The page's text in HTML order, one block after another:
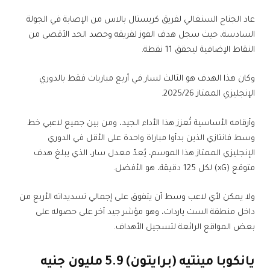
عاد الجناح السنغالي لفريق كريستال بالاس من الإصابة في الجولة
السادسة، حيث سجل هدف الفوز لفريقه وحصد الحد الأقصى من
النقاط الإضافية ليحقق 11 نقطة.
وكان هذا الهدف هو الثالث لسار في أربع مباريات فقط بالدوري
الإنجليزي الممتاز 2025/26.
وأرقامه الأساسية تُعزز هذا الأداء الجيد، ومن بين جميع لاعبي خط
وسط فانتازي الذين بدأوا مباراة واحدة على الأقل في الدوري
الإنجليزي الممتاز هذا الموسم، يُعدّ معدل سار، الذي يبلغ هدف
متوقع (xG) لكل 125 دقيقة، هو الأفضل.
ولا يمكن لأي لاعب وسط أن يتفوق على إجمالي تسديداته الأربع من
داخل منطقة الست ياردات، وهو مؤشر جيد آخر على حصوله على
بعض المواقع الرائعة لتسجيل الأهداف.
يانكوبا مينتيه (برايتون) 5.9 مليون جنيه